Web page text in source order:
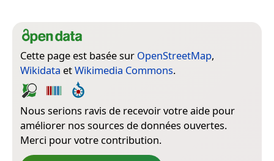
Cette page est basée sur OpenStreetMap,
Wikidata etWikimedia Commons.
Nous serions ravis de recevoir votre aide pour
améliorer nos sources de données ouvertes.
Merci pour votre contribution.